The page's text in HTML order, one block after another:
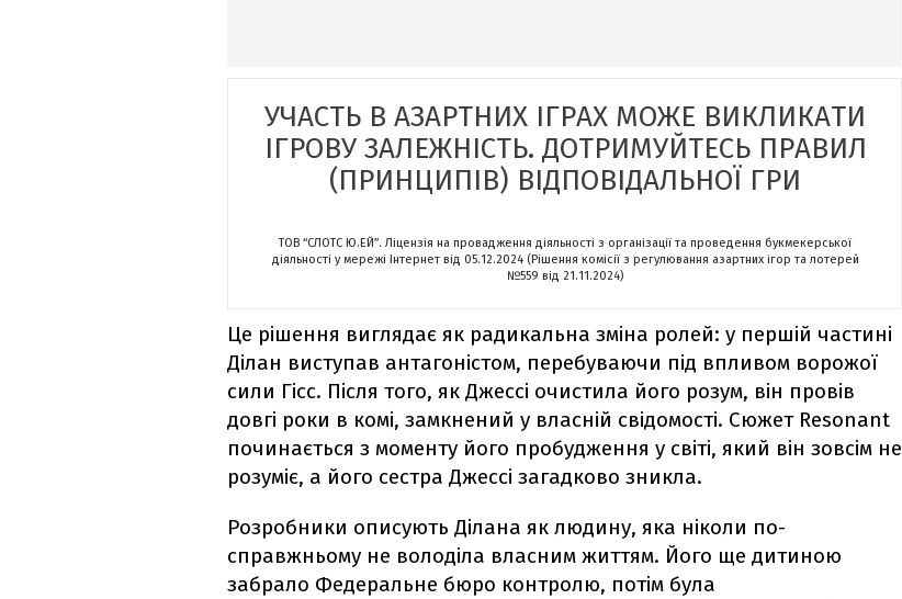
УЧАСТЬ В АЗАРТНИХ ІГРАХ МОЖЕ ВИКЛИКАТИ
ІГРОВУ ЗАЛЕЖНІСТЬ. ДОТРИМУЙТЕСЬ ПРАВИЛ
(ПРИНЦИПІВ) ВІДПОВІДАЛЬНОЇ ГРИ
ТОВ “СЛОТС Ю.ЕЙ”. Ліцензія на провадження діяльності з організації та проведення букмекерської
діяльності у мережі Інтернет від 05.12.2024 (Рішення комісії з регулювання азартних ігор та лотерей
№559 від 21.11.2024)
Це рішення виглядає як радикальна зміна ролей: у першій частині
Ділан виступав антагоністом, перебуваючи під впливом ворожої
сили Гісс. Після того, як Джессі очистила його розум, він провів
довгі роки в комі, замкнений у власній свідомості. Сюжет Resonant
починається з моменту його пробудження у світі, який він зовсім не
розуміє, а його сестра Джессі загадково зникла.
Розробники описують Ділана як людину, яка ніколи по-
справжньому не володіла власним життям. Його ще дитиною
забрало Федеральне бюро контролю, потім була